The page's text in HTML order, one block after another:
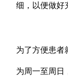
细，以便做好
为了方便患者
为周一至周日